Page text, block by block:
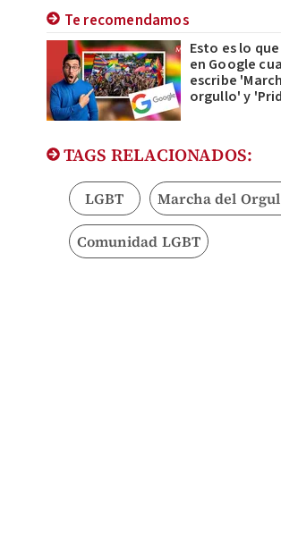
Te recomendamos
Esto es lo
en Google
escribe
orgullo' y
TAGS RELACIONADOS:
LGBT Marcha del
Comunidad LGBT